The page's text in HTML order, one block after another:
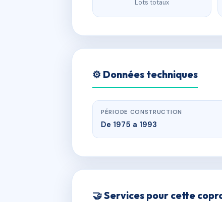
Lots totaux
⚙️ Données techniques
PÉRIODE CONSTRUCTION
De 1975 a 1993
🤝 Services pour cette